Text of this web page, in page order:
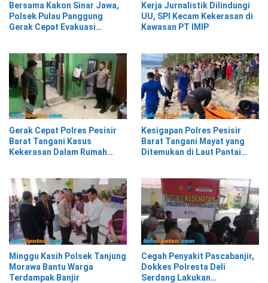
Bersama Kakon Sinar Jawa,
Polsek Pulau Panggung
Gerak Cepat Evakuasi
Kerja Jurnalistik Dilindungi
UU, SPI Kecam Kekerasan di
Kawasan PT IMIP
Gerak Cepat Polres Pesisir
Barat Tangani Kasus
Kekerasan Dalam Rumah
Kesigapan Polres Pesisir
Barat Tangani Mayat yang
Ditemukan di Laut Pantai
Minggu Kasih Polsek Tanjung
Morawa Bantu Warga
Terdampak Banjir
Cegah Penyakit Pascabanjir,
Dokkes Polresta Deli
Serdang Lakukan